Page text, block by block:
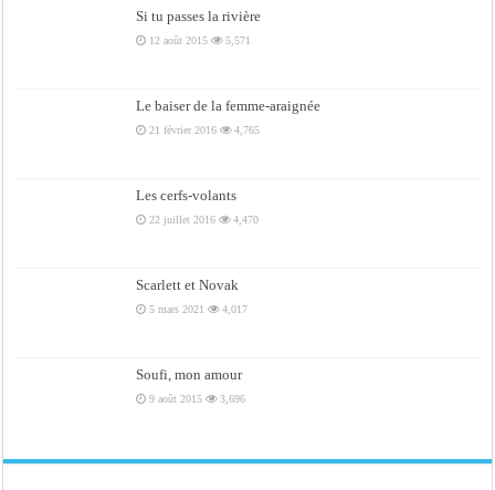
Si tu passes la rivière
12 août 2015 5,571
Le baiser de la femme-araignée
21 février 2016 4,765
Les cerfs-volants
22 juillet 2016 4,470
Scarlett et Novak
5 mars 2021 4,017
Soufi, mon amour
9 août 2015 3,696